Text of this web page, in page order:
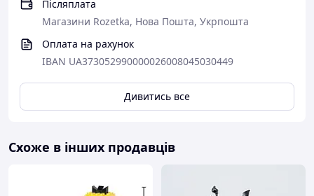
Післяплата
Магазини Rozetka, Нова Пошта, Укрпошта
Оплата на рахунок
IBAN UA373052990000026008045030449
Дивитись все
Схоже в інших продавців